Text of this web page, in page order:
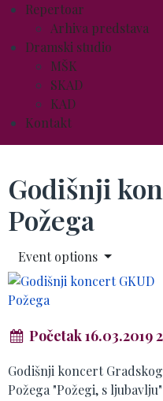
Repertoar
Arhiva predstava
Dramski studio
MŠK
SKAD
KAD
Kontakt
Godišnji
Požega
Event options
Početak 16.03.2019
Godišnji koncert
Požega "Požegi, s ljubavlju"